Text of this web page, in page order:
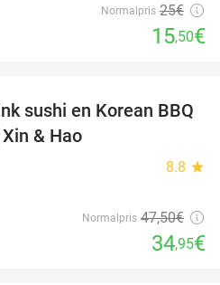
Normalpris 25€
15,50€
26%
sushi en Korean BBQ
& Hao
8.8 star
Normalpris 47,50€
34,95€